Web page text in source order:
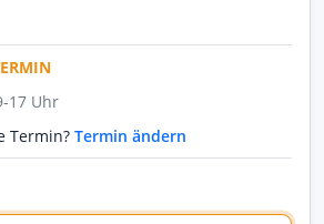
17 Uhr
Termin? Termin ändern